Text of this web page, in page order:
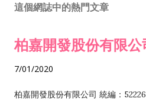
這個網誌中的熱門文章
柏嘉開發股份有限公
7/01/2020
柏嘉開發股份有限公司 統編：